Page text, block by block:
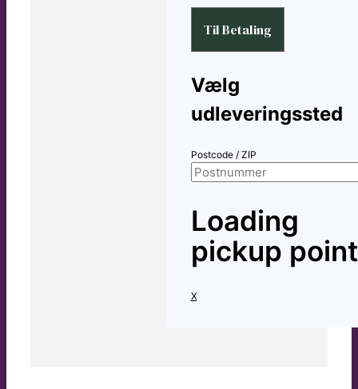
Til Betaling
Vælg
udleveringssted
Postcode / ZIP
Loading
pickup
X